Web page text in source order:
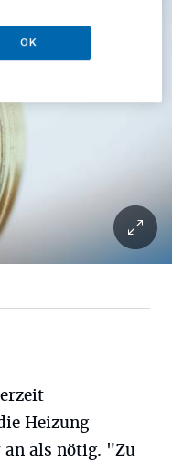
Heizung
an als nötig. "Zu
OK